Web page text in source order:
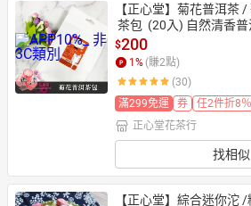
【正心堂】菊花普洱茶
茶包  (20入) 自然清香普
$200
1 % (賺2點)
(30)
滿299免運
券
任2件折8％
正心堂花茶行
找相似
【正心堂】綜合迷你